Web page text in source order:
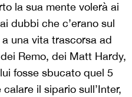
la sua mente volerà ai
dubbi che c’erano sul
una vita trascorsa ad
Remo, dei Matt Hardy,
fosse sbucato quel 5
il sipario sull’Inter,